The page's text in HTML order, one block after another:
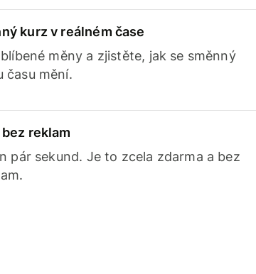
kurz v reálném čase
měny a zjistěte, jak se směnný
času mění.
reklam
pár sekund. Je to zcela zdarma a bez